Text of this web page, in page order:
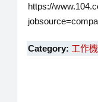
https://
Category: 工作